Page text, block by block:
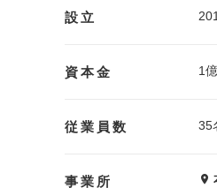
設立
資本金 1
従業員数 35
事業所